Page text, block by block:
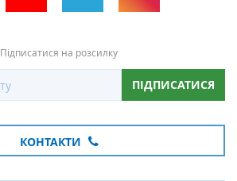
Підписатися на розсилку
ПІДПИСАТИСЯ
КОНТАКТИ